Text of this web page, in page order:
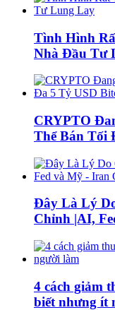
Tình Hình
Nhà Đầu Tư
CRYPTO
Thể Bán Tối
Đây Là Lý
Chỉnh |AI,
4 cách giảm
biết nhưng ít